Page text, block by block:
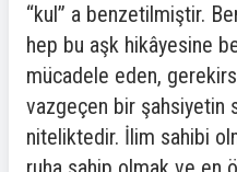
“kul” a benzetilmiştir.
hep bu aşk hikâyesine
mücadele eden,
vazgeçen bir şahsiyetin
niteliktedir. İlim sahibi